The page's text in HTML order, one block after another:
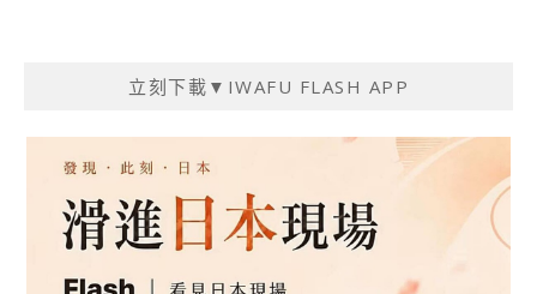
立刻下載▼IWAFU FLASH APP